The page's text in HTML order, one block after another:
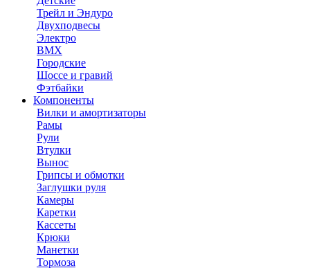
Трейл и Эндуро
Двухподвесы
Электро
BMX
Городские
Шоссе и гравий
Фэтбайки
Компоненты
Вилки и амортизаторы
Рамы
Рули
Втулки
Вынос
Грипсы и обмотки
Заглушки руля
Камеры
Каретки
Кассеты
Крюки
Манетки
Тормоза